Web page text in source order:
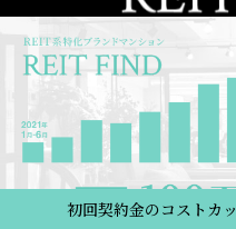
初回契約金のコストカ